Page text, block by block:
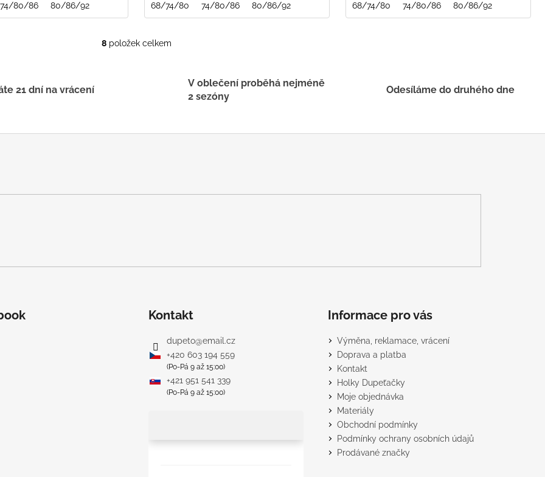
74/80/86 80/86/92 68/74/80 74/80/86 80/86/92 68/74/80 74/80/86 80/86/92
O
c
k
i
8položek celkem
21 dní na vrácení
V oblečení proběhá nejméně
2 sezóny
Odesíláme do druhého dne
Kontakt
dupeto@email.cz
+420 603 194 559
(Po-Pá 9 až 15:00)
+421 951 541 339
(Po-Pá 9 až 15:00)
Informace pro vás
Výměna, reklamace, vrácení
Doprava a platba
Kontakt
Holky Dupeťačky
Moje objednávka
Materiály
Obchodní podmínky
Podmínky ochrany osobních údajů
Prodávané značky